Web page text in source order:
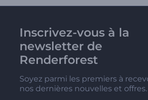
Inscrivez-vous à la
newsletter de
Renderforest
Soyez parmi les premiers à
nos dernières nouvelles et offres.